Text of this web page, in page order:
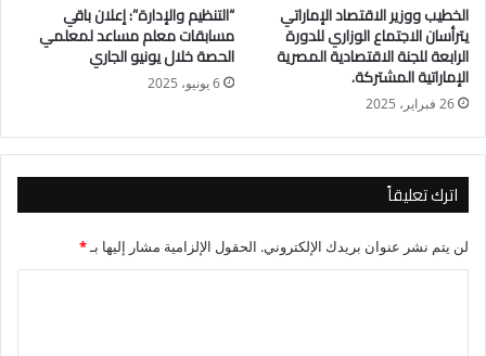
الخطيب ووزير الاقتصاد الإماراتي
يترأسان الاجتماع الوزاري للدورة
الرابعة للجنة الاقتصادية المصرية
الإماراتية المشتركة.
26 فبراير، 2025
“التنظيم والإدارة”: إعلان باقي
مسابقات معلم مساعد لمعلمي
الحصة خلال يونيو الجاري
6 يونيو، 2025
اترك تعليقاً
لن يتم نشر عنوان بريدك الإلكتروني. الحقول الإلزامية مشار إليها بـ*